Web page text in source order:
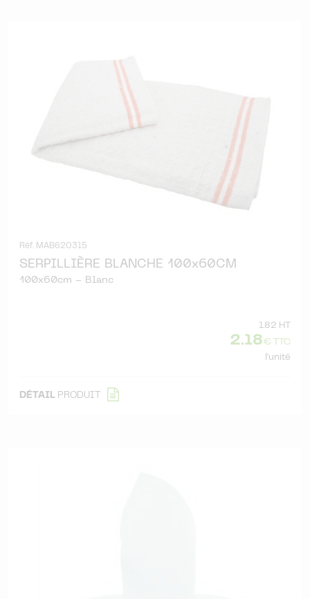
Réf. MAB620315
SERPILLIÈRE BLANCHE 100x60CM
100x60cm - Blanc
1.82 HT
2.18€ TTC
l'unité
DÉTAIL PRODUIT